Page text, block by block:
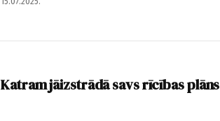
Katram jāizstrādā savs rīcības plāns